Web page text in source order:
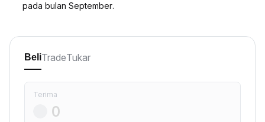
pada bulan September.
BeliTradeTukar
Terima